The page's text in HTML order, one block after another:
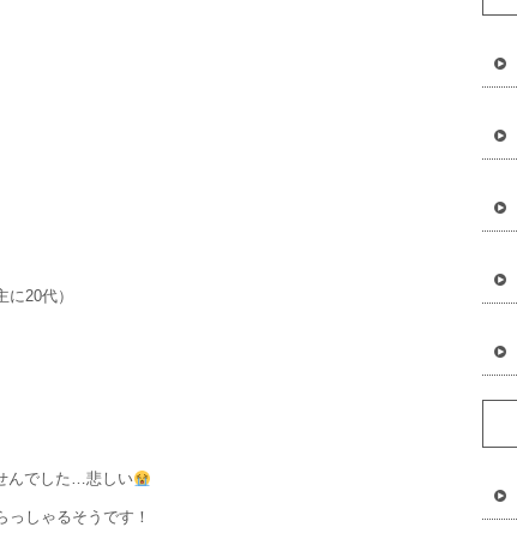
20代）
んでした…悲しい
しゃるそうです！